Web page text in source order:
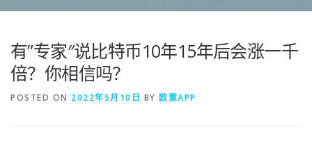
有”专家″说比特币10年15年后会涨一千
倍？你相信吗？
POSTED ON 2022年5月10日 BY 欧意APP